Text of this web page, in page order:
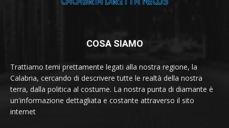
COSA SIAMO
Trattiamo temi prettamente legati alla nostra regione, la
Calabria, cercando di descrivere tutte le realtà della nostra
terra, dalla politica al costume. La nostra punta di diamante è
un'informazione dettagliata e costante attraverso il sito
internet